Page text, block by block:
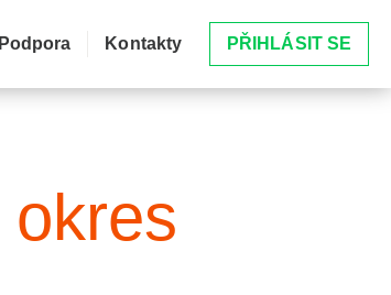
Podpora Kontakty PŘIHLÁSIT SE